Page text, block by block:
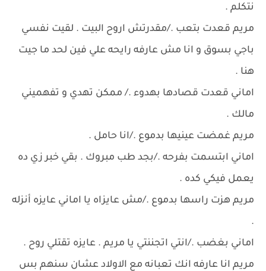
نتكلم .
مريم قعدت بتعب ./مقدرتش اروح البيت . لقيت نفسي
باجي بسوق و انا مش عارفه رايحه علي فين لحد ما جيت
هنا .
اماني قعدت قصادها بهدوء ./ ممكن تهدي و تفهميني
مالك .
مريم غمضت عينيها بدموع ./انا حامل .
اماني ابتسمت بفرحه ./بجد طب مبروك . بقي خبر زي ده
يعمل فيكي كده .
مريم هزت راسها بدموع ./مش عايزاه يا اماني عايزه أنزله
.
اماني بغضب ./انتي اتجننتي يا مريم . عايزه تقتلي روح .
مريم انا عارفه انك تعبانه مع الاولاد عشان سنهم بس